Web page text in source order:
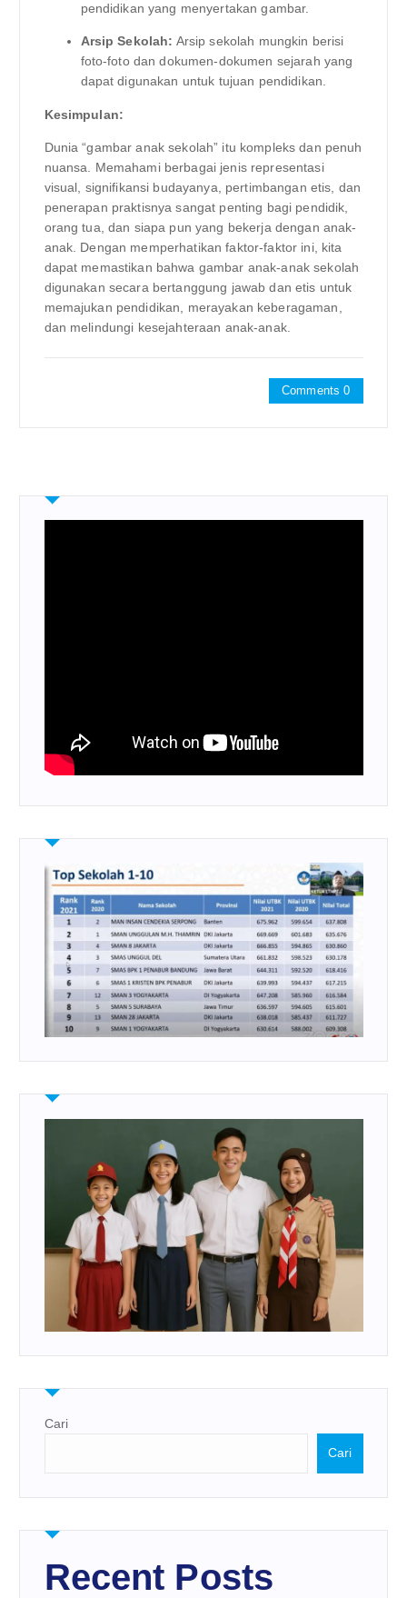
pendidikan yang menyertakan gambar.
Arsip Sekolah: Arsip sekolah mungkin berisi
foto-foto dan dokumen-dokumen sejarah yang
dapat digunakan untuk tujuan pendidikan.
Kesimpulan:
Dunia “gambar anak sekolah” itu kompleks dan penuh
nuansa. Memahami berbagai jenis representasi
visual, signifikansi budayanya, pertimbangan etis, dan
penerapan praktisnya sangat penting bagi pendidik,
orang tua, dan siapa pun yang bekerja dengan anak-
anak. Dengan memperhatikan faktor-faktor ini, kita
dapat memastikan bahwa gambar anak-anak sekolah
digunakan secara bertanggung jawab dan etis untuk
memajukan pendidikan, merayakan keberagaman,
dan melindungi kesejahteraan anak-anak.
Comments 0
Cari
Cari
Recent Posts